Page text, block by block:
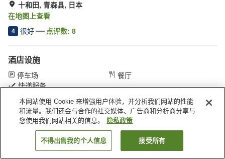
十和田, 青森县, 日本
在地图上查看
4 很好 点评数: 8
酒店设施
停车场
餐厅
快递服务
首页 日本 青森县 十和田 奥入濑民宿 桂月
搜索客房
本网站使用 Cookie 来增强用户体验，并分析我们网站的性能
和流量。我们还会与合作的社交媒体、广告商和分析商分享与
您使用我们网站相关的信息。
隐私政策
不得出售我的个人信息 接受所有